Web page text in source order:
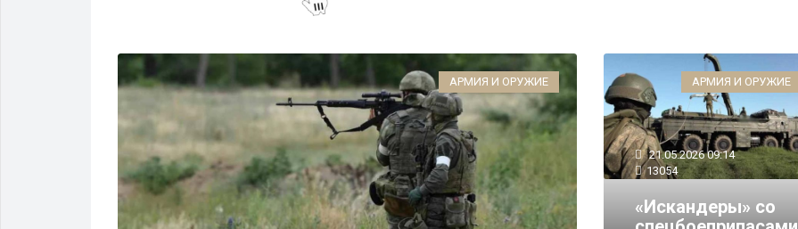
АРМИЯ И ОРУЖИЕ АРМИЯ И ОРУЖИЕ
21.05.2026 09:14
13054
«Искандеры» со